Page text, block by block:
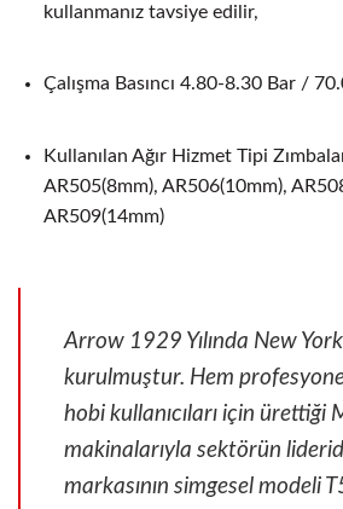
kullanmanız tavsiye edilir,
Çalışma Basıncı 4.80-8.30 Bar /
Kullanılan Ağır Hizmet Tipi
AR505(8mm), AR506(10mm),
AR509(14mm)
Arrow 1929 Yılında New
kurulmuştur. Hem
hobi kullanıcıları için ürettiği
makinalarıyla sektörün
markasının simgesel modeli